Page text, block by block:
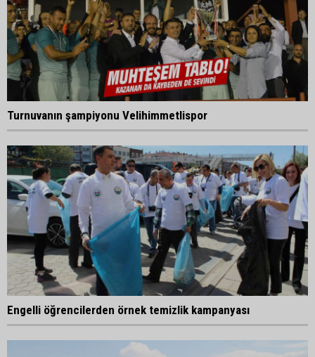
Turnuvanın şampiyonu Velihimmetlispor
Engelli öğrencilerden örnek temizlik kampanyası